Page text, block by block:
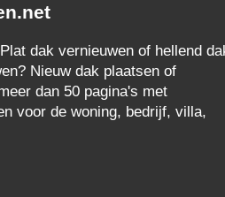
dak vernieuwen of hellend
Nieuw dak plaatsen of
dan 50 pagina's met
voor de woning, bedrijf, villa,